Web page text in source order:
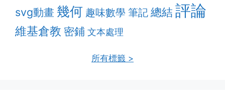
svg動畫 幾何 趣味數學 筆記 總結 評論
維基倉教 密鋪 文本處理
所有標籤 >